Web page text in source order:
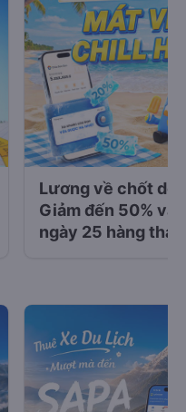
Lương về chốt
Giảm đến 50% vào
ngày 25 hàng